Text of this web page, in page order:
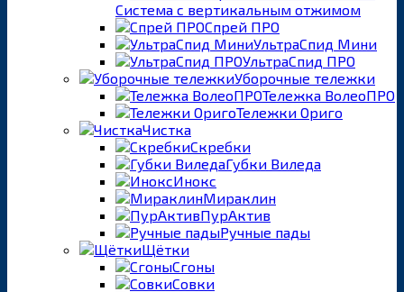
Система с вертикальным отжимом
Спрей ПРО
УльтраСпид Мини
УльтраСпид ПРО
Уборочные тележки
Тележка ВолеоПРО
Тележки Ориго
Чистка
Скребки
Губки Виледа
Инокс
Мираклин
ПурАктив
Ручные пады
Щётки
Сгоны
Совки